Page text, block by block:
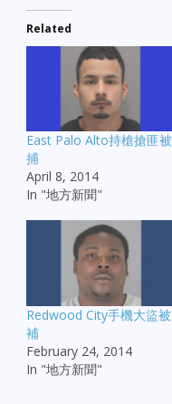
Related
East Palo Alto持槍搶匪被
捕
April 8, 2014
In "地方新聞"
Redwood City手機大盜被
補
February 24, 2014
In "地方新聞"